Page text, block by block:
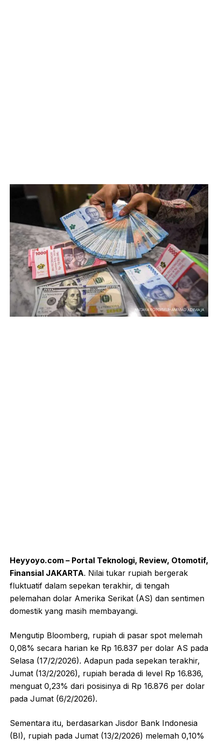
Heyyoyo.com – Portal Teknologi, Review, Otomotif,
Finansial JAKARTA. Nilai tukar rupiah bergerak
fluktuatif dalam sepekan terakhir, di tengah
pelemahan dolar Amerika Serikat (AS) dan sentimen
domestik yang masih membayangi.
Mengutip Bloomberg, rupiah di pasar spot melemah
0,08% secara harian ke Rp 16.837 per dolar AS pada
Selasa (17/2/2026). Adapun pada sepekan terakhir,
Jumat (13/2/2026), rupiah berada di level Rp 16.836,
menguat 0,23% dari posisinya di Rp 16.876 per dolar
pada Jumat (6/2/2026).
Sementara itu, berdasarkan Jisdor Bank Indonesia
(BI), rupiah pada Jumat (13/2/2026) melemah 0,10%